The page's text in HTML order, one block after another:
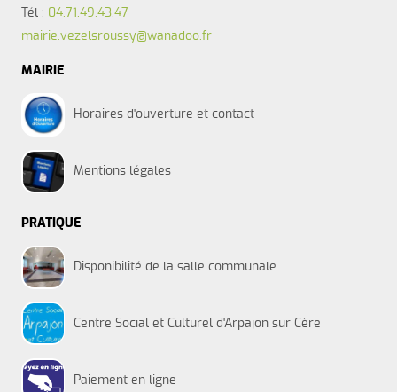
Tél : 04.71.49.43.47
mairie.vezelsroussy@wanadoo.fr
MAIRIE
Horaires d'ouverture et contact
Mentions légales
PRATIQUE
Disponibilité de la salle communale
Centre Social et Culturel d'Arpajon sur Cère
Paiement en ligne